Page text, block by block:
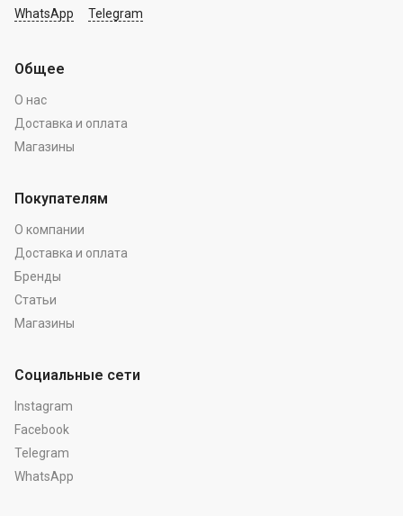
WhatsApp Telegram
Общее
О нас
Доставка и оплата
Магазины
Покупателям
О компании
Доставка и оплата
Бренды
Статьи
Магазины
Социальные сети
Instagram
Facebook
Telegram
WhatsApp